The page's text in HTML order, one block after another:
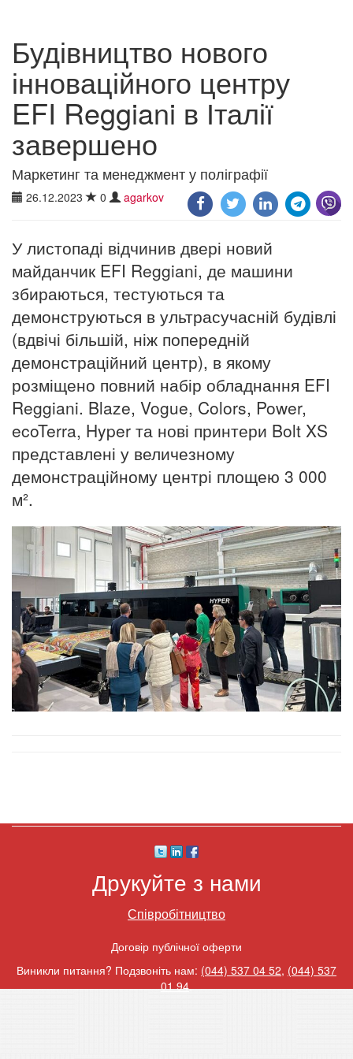
Будівництво нового
інноваційного центру
EFI Reggiani в Італії
завершено
Маркетинг та менеджмент у поліграфії
26.12.2023 0 agarkov
У листопаді відчинив двері новий
майданчик EFI Reggiani, де машини
збираються, тестуються та
демонструються в ультрасучасній будівлі
(вдвічі більшій, ніж попередній
демонстраційний центр), в якому
розміщено повний набір обладнання EFI
Reggiani. Blaze, Vogue, Colors, Power,
ecoTerra, Hyper та нові принтери Bolt XS
представлені у величезному
демонстраційному центрі площею 3 000
м².
Друкуйте з нами
Співробітництво
Договір публічної оферти
Виникли питання? Подзвоніть нам: (044) 537 04 52, (044) 537
01 94.